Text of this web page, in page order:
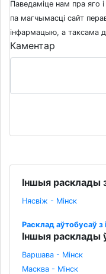
Паведаміце нам пра яго
па магчымасці сайт
інфармацыю, а таксама
Каментар
Іншыя расклады
Нясвіж - Мінск
Расклад аўтобусаў з
Іншыя расклады
Варшава - Мінск
Масква - Мінск